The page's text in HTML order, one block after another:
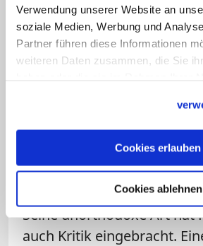
Verwendung unserer Website an
soziale Medien, Werbung und
Partner führen diese Informationen
weiteren Daten zusammen, die Sie
Cookies erlauben
Cookies ablehnen
der Pandemie träfen
sozialen Schichten. Er
die Häuser besäßen, aber
ebenfalls geholfen werden,
Ein Kardinal, der
finanziert"?
Seine unorthodoxe Art hat
auch Kritik eingebracht.